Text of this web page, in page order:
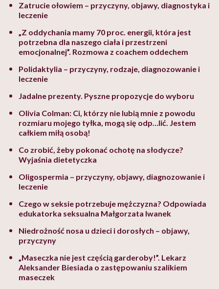
Zatrucie ołowiem – przyczyny, objawy, diagnostyka i
leczenie
„Z oddychania mamy 70 proc. energii, która jest
potrzebna dla naszego ciała i przestrzeni
emocjonalnej”. Rozmowa z coachem oddechem
Polidaktylia – przyczyny, rodzaje, diagnozowanie i
leczenie
Jadalne prezenty. Pyszne propozycje do wyboru
Olivia Colman: Ci, którzy nie lubią mnie z powodu
rozmiaru mojego tyłka, mogą się odp…lić. Jestem
całkiem miłą osobą!
Co zrobić, żeby pokonać ochotę na słodycze?
Wyjaśnia dietetyczka
Oligospermia – przyczyny, objawy, diagnozowanie i
leczenie
Czego w seksie potrzebuje mężczyzna? Odpowiada
edukatorka seksualna Małgorzata Iwanek
Niedrożność nosa u dzieci i dorosłych – objawy,
przyczyny
„Maseczka nie jest częścią garderoby!”. Lekarz
Aleksander Biesiada o zastępowaniu szalikiem
maseczek